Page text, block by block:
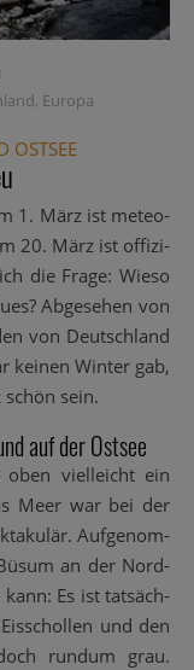
, Europa
OSTSEE
1. März ist meteo­
20. März ist offi­zi­
die Fra­ge: Wie­so
Abge­se­hen von
von Deutsch­land
kei­nen Win­ter gab,
sein.
auf der Ostsee
viel­leicht ein
Meer war bei der
Auf­ge­nom­
an der Nord­
Es ist tat­säch­
und den
rund­um grau.